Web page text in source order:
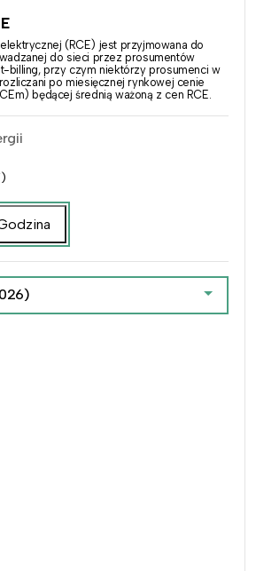
(RCE) jest przyjmowana do
do sieci przez prosumentów
billing, przy czym niektórzy prosumenci w
po miesięcznej rynkowej cenie
będącej średnią ważoną z cen RCE.